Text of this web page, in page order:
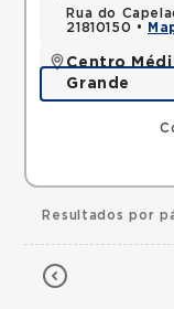
Rua do
21810150 •
Centro
Grande
Rua Olinda
Resultados por